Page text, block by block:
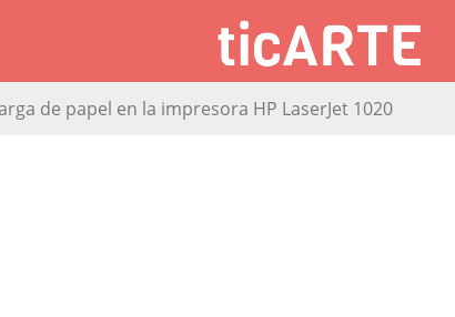
de papel en la impresora HP LaserJet 1020